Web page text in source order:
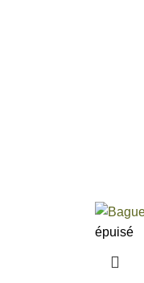
épuisé